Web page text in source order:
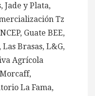
Jade y Plata,
Tz
Guate BEE,
Las Brasas, L&G,
Agrícola
La Fama,